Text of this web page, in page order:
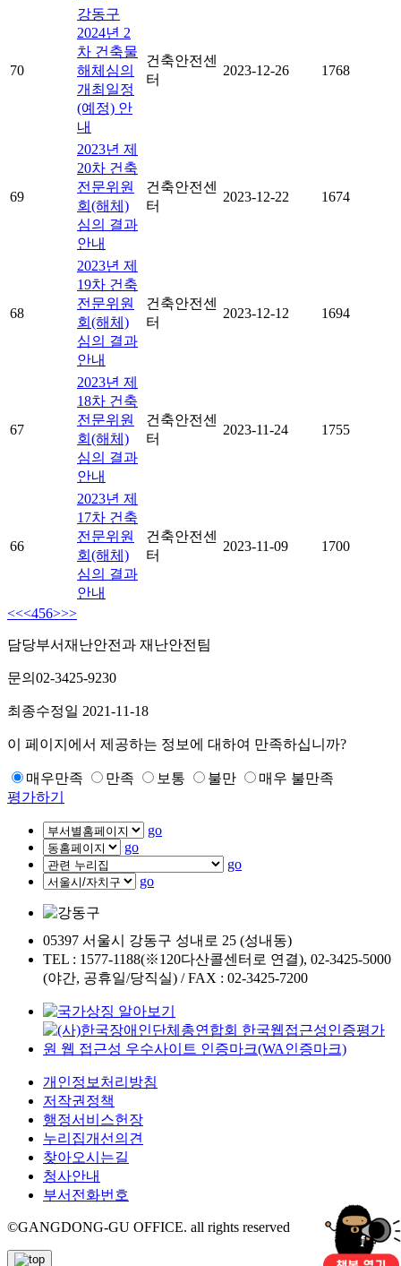
70
강동구
2024년 2
차 건축물
해체심의
개최일정
(예정) 안
내
건축안전센
터
2023-12-26 1768
69
2023년 제
20차 건축
전문위원
회(해체)
심의 결과
안내
건축안전센
터
2023-12-22 1674
68
2023년 제
19차 건축
전문위원
회(해체)
심의 결과
안내
건축안전센
터
2023-12-12 1694
67
2023년 제
18차 건축
전문위원
회(해체)
심의 결과
안내
건축안전센
터
2023-11-24 1755
66
2023년 제
17차 건축
전문위원
회(해체)
심의 결과
안내
건축안전센
터
2023-11-09 1700
<<<456>>>
담당부서재난안전과 재난안전팀
문의 02-3425-9230
최종수정일 2021-11-18
이 페이지에서 제공하는 정보에 대하여 만족하십니까?
매우만족 만족 보통 불만
매우 불만족
평가하기
go
go
go
go
05397 서울시 강동구 성내로 25 (성내동)
TEL : 1577-1188(※120다산콜센터로 연결), 02-3425-5000
(야간, 공휴일/당직실) / FAX : 02-3425-7200
개인정보처리방침
저작권정책
행정서비스헌장
누리집개선의견
찾아오시는길
청사안내
부서전화번호
©GANGDONG-GU OFFICE. all rights reserved